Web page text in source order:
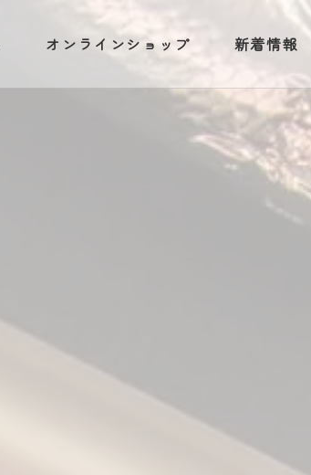
オンラインショップ 新着情報